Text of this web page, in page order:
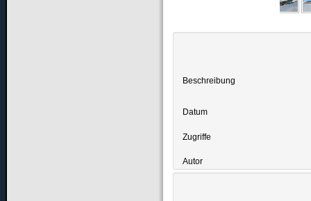
Beschreibung
Datum
Zugriffe
Autor